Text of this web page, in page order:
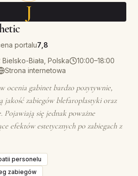
J
portalu7,8
Biała, Polska
10:00–18:00
Strona internetowa
ocenia gabinet bardzo pozytywnie,
jakość zabiegów blefaroplastyki oraz
Pojawiają się jednak poważne
efektów estetycznych po zabiegach z
personelu
zabiegów